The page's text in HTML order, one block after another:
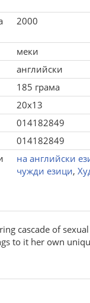
2000
меки
английски
185 грама
20x13
014182849
014182849
на английски
чужди езици,
cascade of
to it her own